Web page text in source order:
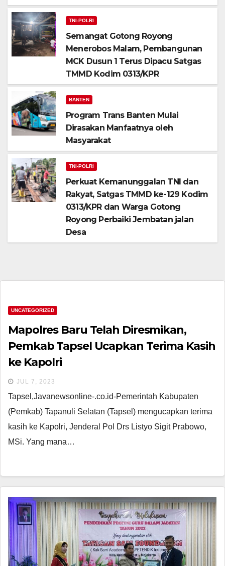
TNI-POLRI
Semangat Gotong Royong
Menerobos Malam, Pembangunan
MCK Dusun 1 Terus Dipacu Satgas
TMMD Kodim 0313/KPR
BANTEN
Program Trans Banten Mulai
Dirasakan Manfaatnya oleh
Masyarakat
TNI-POLRI
Perkuat Kemanunggalan TNI dan
Rakyat, Satgas TMMD ke-129 Kodim
0313/KPR dan Warga Gotong
Royong Perbaiki Jembatan jalan
Desa
UNCATEGORIZED
Mapolres Baru Telah Diresmikan,
Pemkab Tapsel Ucapkan Terima Kasih
ke Kapolri
JUL 7, 2023
Tapsel,Javanewsonline-.co.id-Pemerintah Kabupaten
(Pemkab) Tapanuli Selatan (Tapsel) mengucapkan terima
kasih ke Kapolri, Jenderal Pol Drs Listyo Sigit Prabowo,
MSi. Yang mana…